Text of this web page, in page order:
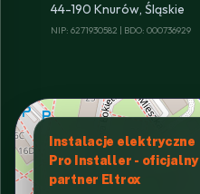
44-190 Knurów, Śląskie
NIP: 6271930582 | BDO: 000736929
Instalacje elektryczne
Pro Installer - oficjalny
partner Eltrox